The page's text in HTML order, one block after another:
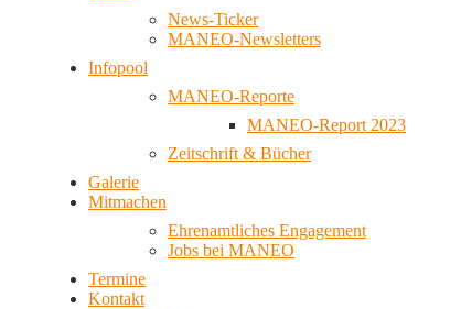
News-Ticker
MANEO-Newsletters
Infopool
MANEO-Reporte
MANEO-Report 2023
Zeitschrift & Bücher
Galerie
Mitmachen
Ehrenamtliches Engagement
Jobs bei MANEO
Termine
Kontakt